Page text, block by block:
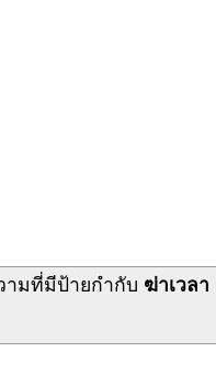
ามที่มีป้ายกำกับ ฆ่าเวลา